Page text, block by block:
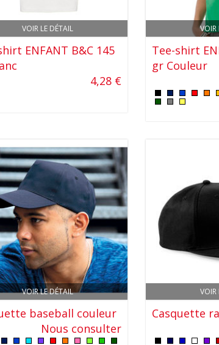
VOIR LE DÉTAIL
ENFANT B&C 145
4,28 €
VOIR
Tee-shirt
gr Couleur
VOIR LE DÉTAIL
baseball couleur
Nous consulter
VOIR
Casquette